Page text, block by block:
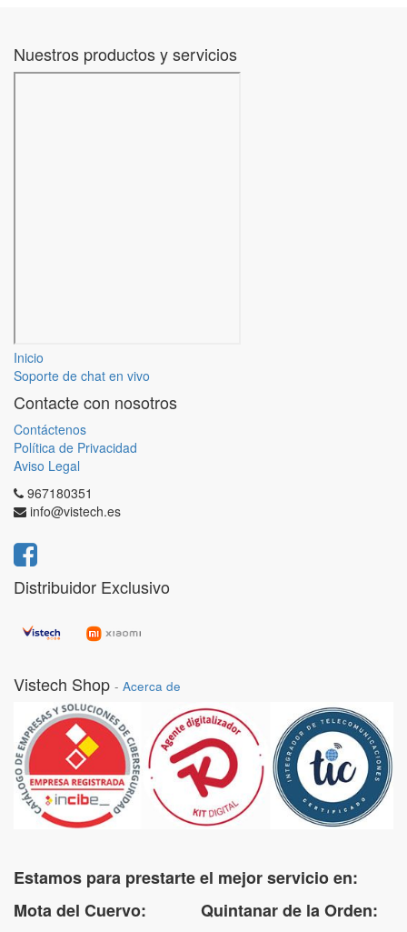
Nuestros productos y servicios
Inicio
Soporte de chat en vivo
Contacte con nosotros
Contáctenos
Política de Privacidad
Aviso Legal
967180351
info@vistech.es
Distribuidor Exclusivo
Vistech Shop - Acerca de
Estamos para prestarte el mejor servicio en:
Mota del Cuervo: Quintanar de la Orden: